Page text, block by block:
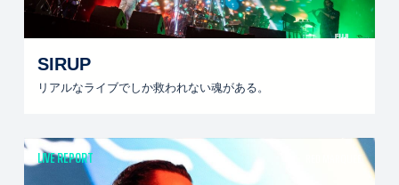
SIRUP
リアルなライブでしか救われない魂がある。
LIVE REPORT RED MARQUEE